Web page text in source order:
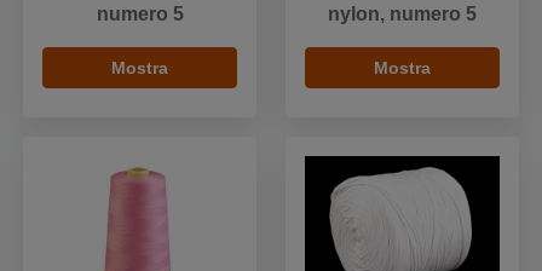
numero 5
Mostra
nylon, numero 5
Mostra